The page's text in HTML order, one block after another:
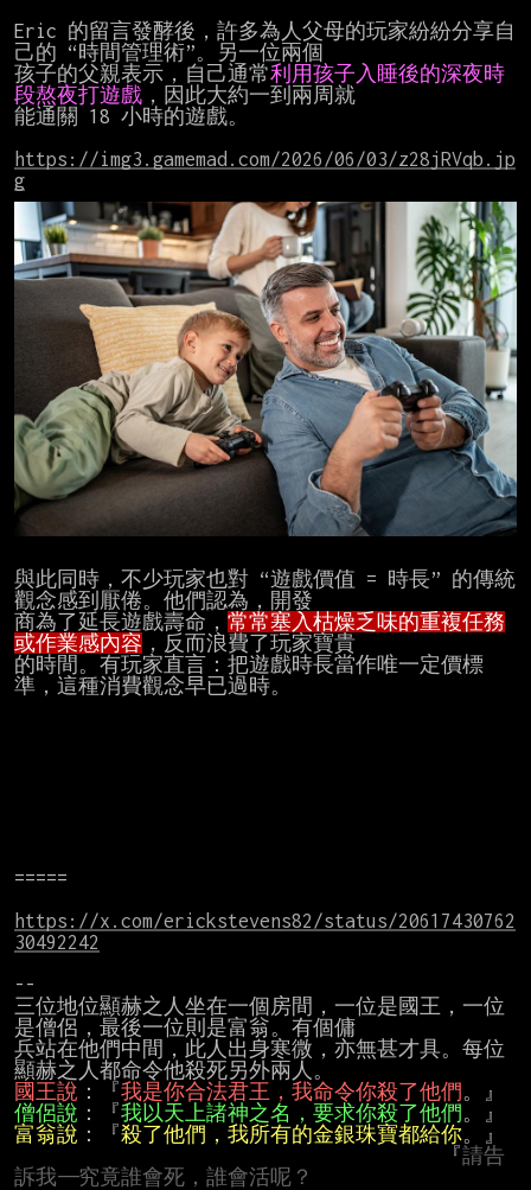
Eric 的留言發酵後，許多為人父母的玩家紛紛分享自
己的 “時間管理術”。另一位兩個
孩子的父親表示，自己通常利用孩子入睡後的深夜時
段熬夜打遊戲 ，因此大約一到兩周就
能通關 18 小時的遊戲。
https://img3.gamemad.com/2026/06/03/z28jRVqb.jp
g
與此同時，不少玩家也對 “遊戲價值 = 時長” 的傳統
觀念感到厭倦。他們認為，開發
商為了延長遊戲壽命， 常常塞入枯燥乏味的重複任務
或作業感內容 ，反而浪費了玩家寶貴
的時間。有玩家直言：把遊戲時長當作唯一定價標
準，這種消費觀念早已過時。
=====
https://x.com/erickstevens82/status/20617430762
30492242
--
三位地位顯赫之人坐在一個房間，一位是國王，一位
是僧侶，最後一位則是富翁。有個傭
兵站在他們中間，此人出身寒微，亦無甚才具。每位
國王說 ：『我是你合法君王，我命令你殺了他們
僧侶說 ：『我以天上諸神之名，要求你殺了他們
富翁說 ：『殺了他們，我所有的金銀珠寶都給你。』
                                        『
請告
訴我——究竟誰會死，誰會活呢？